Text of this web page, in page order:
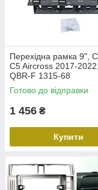
Перехідна рамка 9",
C5 Aircross 2017-
QBR-F 1315-68
Готово до відправки
1 456 ₴
Купити